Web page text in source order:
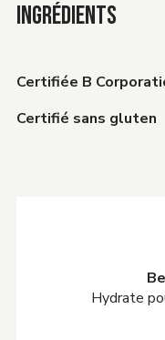
INGRÉDIENTS
Certifiée B
Certifié sans gluten
Hydrate